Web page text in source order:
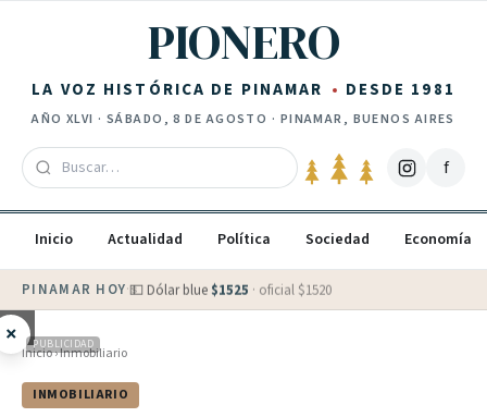
PIONERO
LA VOZ HISTÓRICA DE PINAMAR DESDE 1981
AÑO XLVI · SÁBADO, 8 DE AGOSTO · PINAMAR, BUENOS AIRES
f
Inicio Actualidad Política Sociedad Economía
PINAMAR HOY·💵 Dólar blue $1525 · oficial $1520
× PUBLICIDAD
Inicio›Inmobiliario
INMOBILIARIO